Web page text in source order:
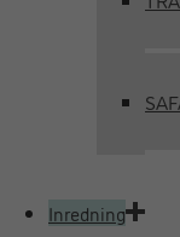
Inredning